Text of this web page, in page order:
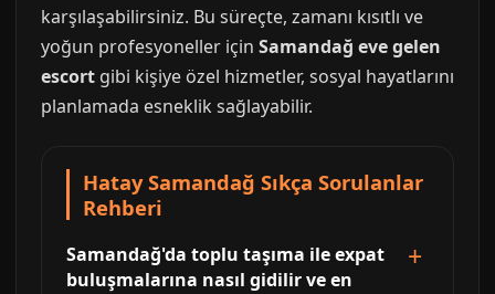
karşılaşabilirsiniz. Bu süreçte, zamanı kısıtlı ve
yoğun profesyoneller için Samandağ eve gelen
escort gibi kişiye özel hizmetler, sosyal hayatlarını
planlamada esneklik sağlayabilir.
Hatay Samandağ Sıkça Sorulanlar
Rehberi
Samandağ'da toplu taşıma ile expat
buluşmalarına nasıl gidilir ve en